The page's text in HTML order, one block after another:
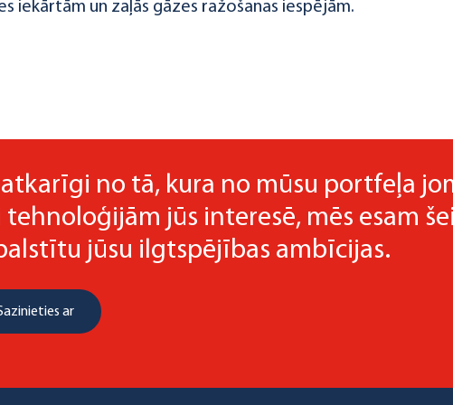
iekārtām un zaļās gāzes ražošanas iespējām.
no tā, kura no mūsu portfeļa
tehnoloģijām jūs interesē, mēs esam
jūsu ilgtspējības ambīcijas.
ar